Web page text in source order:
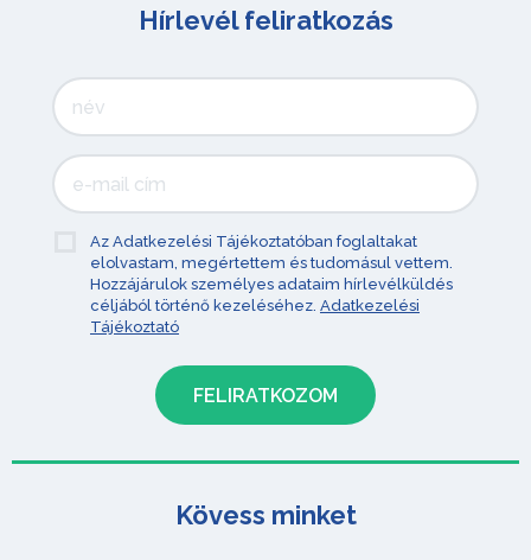
Hírlevél feliratkozás
Az Adatkezelési Tájékoztatóban foglaltakat
elolvastam, megértettem és tudomásul vettem.
Hozzájárulok személyes adataim hírlevélküldés
céljából történő kezeléséhez. Adatkezelési
Tájékoztató
Kövess minket